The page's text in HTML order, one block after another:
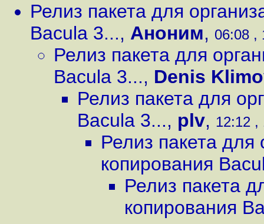
Релиз пакета для
Bacula 3..., Аноним, 06:08 ,
Релиз пакета для
Bacula 3..., Denis
Релиз пакета для
Bacula 3..., plv, 12:12 ,
Релиз пакета для
копирования
Релиз пакета
копирования